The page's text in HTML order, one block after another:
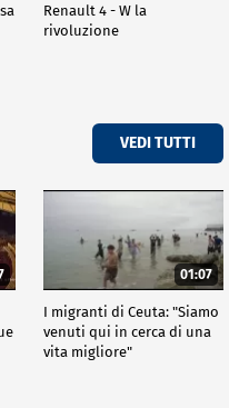
Renault 4 - W la
rivoluzione
VEDI TUTTI
01:07
I migranti di Ceuta: "Siamo
venuti qui in cerca di una
vita migliore"